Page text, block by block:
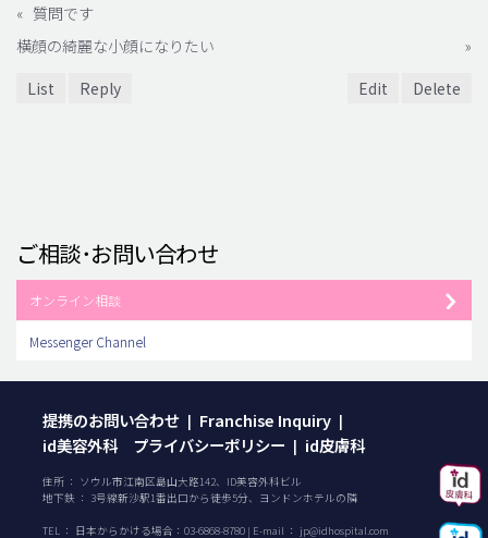
« 質問です
横顔の綺麗な小顔になりたい
»
List
Reply Edit Delete
ご相談･お問い合わせ
オンライン相談
Messenger Channel
提携のお問い合わせ | Franchise Inquiry |
id美容外科 プライバシーポリシー | id皮膚科
住所 ： ソウル市江南区島山大路142、ID美容外科ビル
地下鉄 ： 3号線新沙駅1番出口から徒歩5分、ヨンドンホテルの隣
TEL ： 日本からかける場合： 03-6868-8780 | E-mail ： jp@idhospital.com